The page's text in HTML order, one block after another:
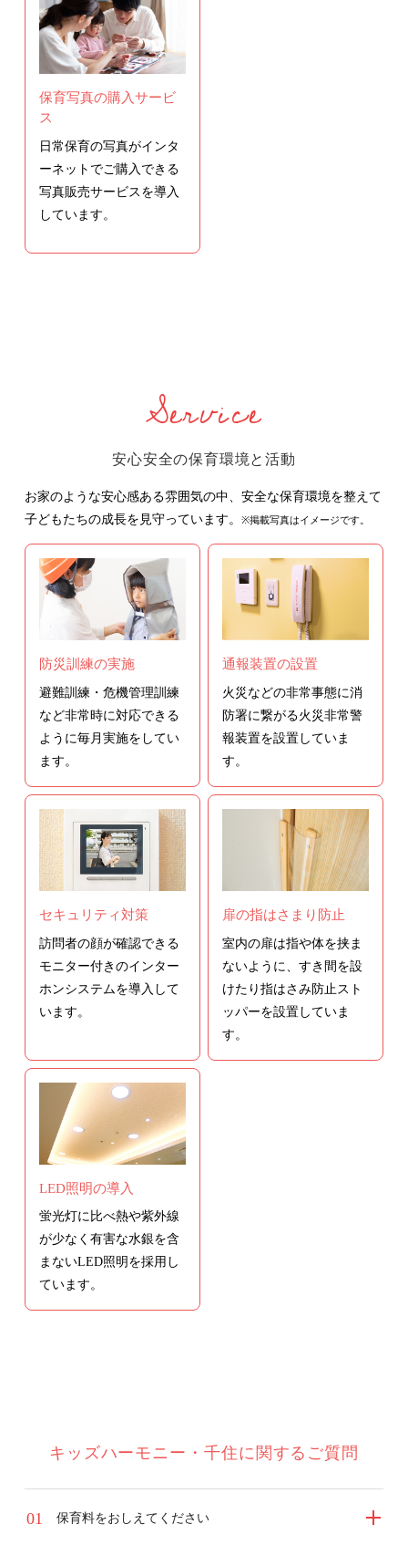
保育写真の購入サービ
ス
日常保育の写真がインタ
ーネットでご購入できる
写真販売サービスを導入
しています。
Service
安心安全の保育環境と活動
お家のような安心感ある雰囲気の中、安全な保育環境を整えて
子どもたちの成長を見守っています。
※掲載写真はイメージです。
防災訓練の実施
避難訓練・危機管理訓練
など非常時に対応できる
ように毎月実施をしてい
ます。
通報装置の設置
火災などの非常事態に消
防署に繋がる火災非常警
報装置を設置していま
す。
セキュリティ対策
訪問者の顔が確認できる
モニター付きのインター
ホンシステムを導入して
います。
扉の指はさまり防止
室内の扉は指や体を挟ま
ないように、すき間を設
けたり指はさみ防止スト
ッパーを設置していま
す。
LED照明の導入
蛍光灯に比べ熱や紫外線
が少なく有害な水銀を含
まないLED照明を採用し
ています。
キッズハーモニー・千住に関するご質問
1 保育料をおしえてください